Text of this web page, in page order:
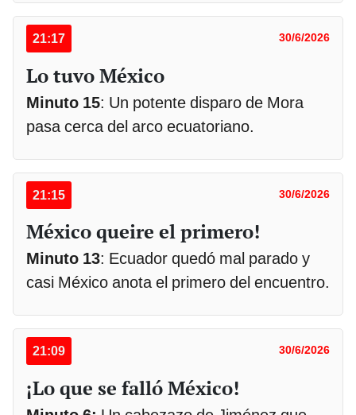
21:17 30/6/2026
Lo tuvo México
Minuto 15: Un potente disparo de Mora
pasa cerca del arco ecuatoriano.
21:15 30/6/2026
México queire el primero!
Minuto 13: Ecuador quedó mal parado y
casi México anota el primero del encuentro.
21:09 30/6/2026
¡Lo que se falló México!